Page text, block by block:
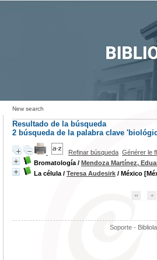
New search
Resultado de la búsqueda
2 búsqueda de la palabra clave
Refinar búsqueda Générer le
Bromatología / Mendoza Martínez,
La célula / Teresa Audesirk / México
Soporte -